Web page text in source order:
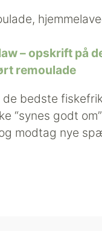
– opskrift på
remoulade
bedste
“synes godt
modtag nye